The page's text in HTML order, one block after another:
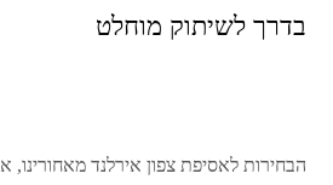
בדרך לשיתוק מוחלט
הבחירות לאסיפת צפון אירלנד מאחורינו,